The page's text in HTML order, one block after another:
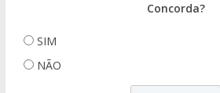
Concorda?
SIM
NÃO